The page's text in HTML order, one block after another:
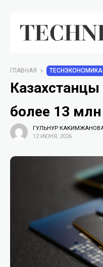
ГЛАВНАЯ TECHЭКОНОМИКА
более 13
ГУЛЬНУР
12 ИЮНЯ, 2026